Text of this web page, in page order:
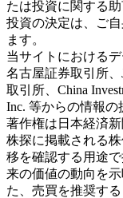
たは投資に関する
投資の決定は、ご
ます。
当サイトにおける
名古屋証券取引所
取引所、China
Inc. 等からの情報
著作権は日本経済新
株探に掲載される
移を確認する用途
来の価値の動向を
た、売買を推奨す